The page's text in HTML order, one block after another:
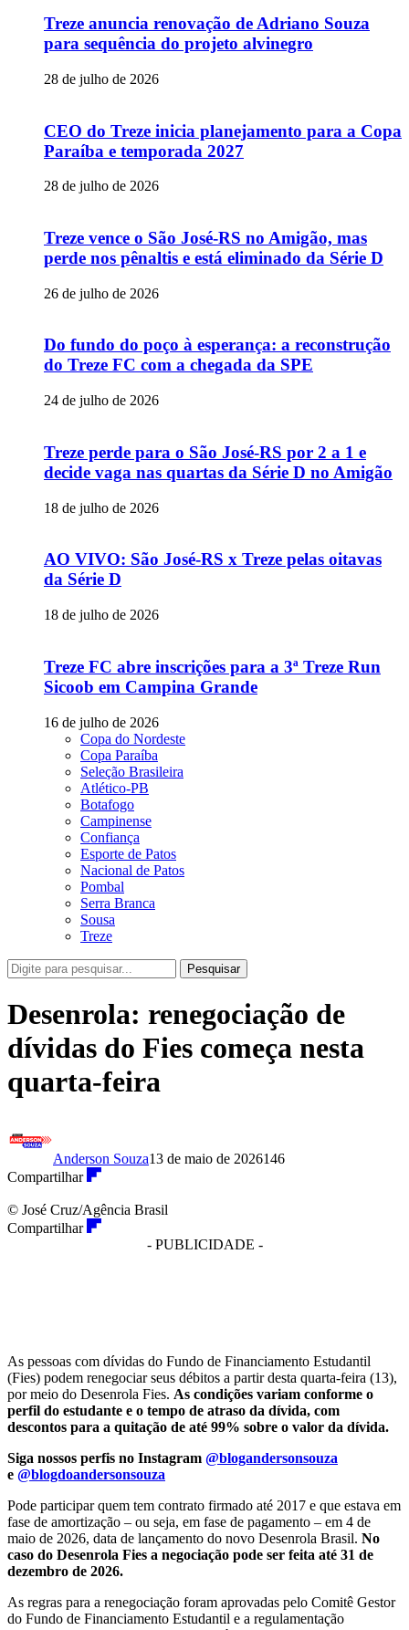
Treze anuncia renovação de Adriano Souza
para sequência do projeto alvinegro
28 de julho de 2026
CEO do Treze inicia planejamento para a Copa
Paraíba e temporada 2027
28 de julho de 2026
Treze vence o São José-RS no Amigão, mas
perde nos pênaltis e está eliminado da Série D
26 de julho de 2026
Do fundo do poço à esperança: a reconstrução
do Treze FC com a chegada da SPE
24 de julho de 2026
Treze perde para o São José-RS por 2 a 1 e
decide vaga nas quartas da Série D no Amigão
18 de julho de 2026
AO VIVO: São José-RS x Treze pelas oitavas
da Série D
18 de julho de 2026
Treze FC abre inscrições para a 3ª Treze Run
Sicoob em Campina Grande
16 de julho de 2026
Copa do Nordeste
Copa Paraíba
Seleção Brasileira
Atlético-PB
Botafogo
Campinense
Confiança
Esporte de Patos
Nacional de Patos
Pombal
Serra Branca
Sousa
Treze
Pesquisar
Desenrola: renegociação de
dívidas do Fies começa nesta
quarta-feira
Anderson Souza13 de maio de 2026146
Compartilhar
© José Cruz/Agência Brasil
Compartilhar
- PUBLICIDADE -
As pessoas com dívidas do Fundo de Financiamento Estudantil
(Fies) podem renegociar seus débitos a partir desta quarta-feira (13),
por meio do Desenrola Fies. As condições variam conforme o
perfil do estudante e o tempo de atraso da dívida, com
descontos para a quitação de até 99% sobre o valor da dívida.
Siga nossos perfis no Instagram @blogandersonsouza
e @blogdoandersonsouza
Pode participar quem tem contrato firmado até 2017 e que estava em
fase de amortização – ou seja, em fase de pagamento – em 4 de
maio de 2026, data de lançamento do novo Desenrola Brasil. No
caso do Desenrola Fies a negociação pode ser feita até 31 de
dezembro de 2026.
As regras para a renegociação foram aprovadas pelo Comitê Gestor
do Fundo de Financiamento Estudantil e a regulamentação